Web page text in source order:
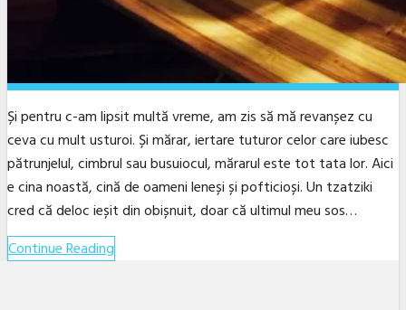
Și pentru c-am lipsit multă vreme, am zis să mă revanșez cu
ceva cu mult usturoi. Și mărar, iertare tuturor celor care iubesc
pătrunjelul, cimbrul sau busuiocul, mărarul este tot tata lor. Aici
e cina noastă, cină de oameni leneși și pofticioși. Un tzatziki
cred că deloc ieșit din obișnuit, doar că ultimul meu sos…
Continue Reading